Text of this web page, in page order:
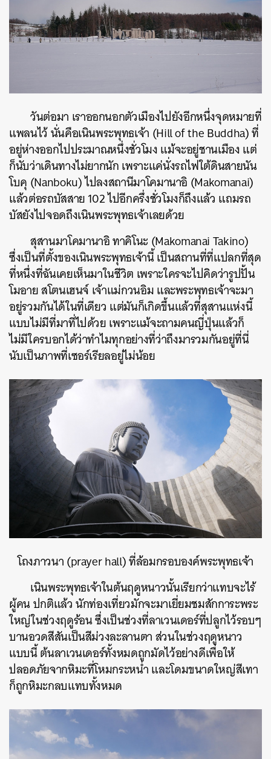
วันต่อมา เราออกนอกตัวเมืองไปยังอีกหนึ่งจุดหมายที่
แพลนไว้ นั่นคือเนินพระพุทธเจ้า (Hill of the Buddha) ที่
อยู่ห่างออกไปประมาณหนึ่งชั่วโมง แม้จะอยู่ชานเมือง แต่
ก็นับว่าเดินทางไม่ยากนัก เพราะแค่นั่งรถไฟใต้ดินสายนัน
โบคุ (Nanboku) ไปลงสถานีมาโคมานาอิ (Makomanai)
แล้วต่อรถบัสสาย 102 ไปอีกครึ่งชั่วโมงก็ถึงแล้ว แถมรถ
บัสยังไปจอดถึงเนินพระพุทธเจ้าเลยด้วย
สุสานมาโคมานาอิ ทาคิโนะ (Makomanai Takino)
ซึ่งเป็นที่ตั้งของเนินพระพุทธเจ้านี้ เป็นสถานที่ที่แปลกที่สุด
ที่หนึ่งที่ฉันเคยเห็นมาในชีวิต เพราะใครจะไปคิดว่ารูปปั้น
โมอาย สโตนเฮนจ์ เจ้าแม่กวนอิม และพระพุทธเจ้าจะมา
อยู่รวมกันได้ในที่เดียว แต่มันก็เกิดขึ้นแล้วที่สุสานแห่งนี้
แบบไม่มีที่มาที่ไปด้วย เพราะแม้จะถามคนญี่ปุ่นแล้วก็
ไม่มีใครบอกได้ว่าทำไมทุกอย่างที่ว่าถึงมารวมกันอยู่ที่นี่
นับเป็นภาพที่เซอร์เรียลอยู่ไม่น้อย
โถงภาวนา (prayer hall) ที่ล้อมกรอบองค์พระพุทธเจ้า
เนินพระพุทธเจ้าในต้นฤดูหนาวนั้นเรียกว่าแทบจะไร้
ผู้คน ปกติแล้ว นักท่องเที่ยวมักจะมาเยี่ยมชมสักการะพระ
ใหญ่ในช่วงฤดูร้อน ซึ่งเป็นช่วงที่ลาเวนเดอร์ที่ปลูกไว้รอบๆ
บานอวดสีสันเป็นสีม่วงละลานตา ส่วนในช่วงฤดูหนาว
แบบนี้ ต้นลาเวนเดอร์ทั้งหมดถูกมัดไว้อย่างดีเพื่อให้
ปลอดภัยจากหิมะที่โหมกระหน่ำ และโดมขนาดใหญ่สีเทา
ก็ถูกหิมะกลบแทบทั้งหมด